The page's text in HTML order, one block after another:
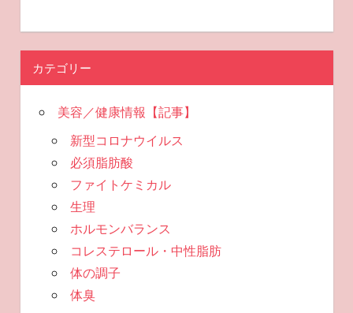
カテゴリー
美容／健康情報【記事】
新型コロナウイルス
必須脂肪酸
ファイトケミカル
生理
ホルモンバランス
コレステロール・中性脂肪
体の調子
体臭